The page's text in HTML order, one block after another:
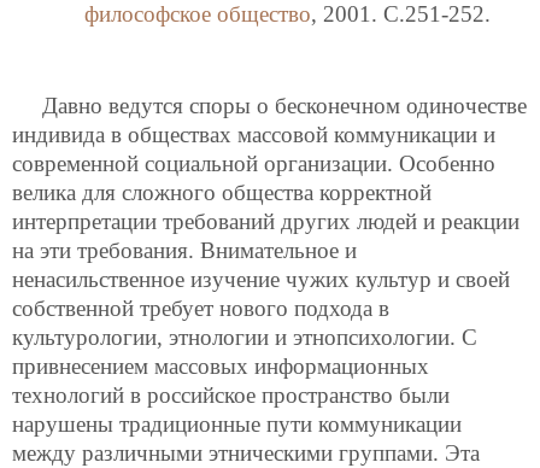
философское общество, 2001. C.251-252.
Давно ведутся споры о бесконечном одиночестве
индивида в обществах массовой коммуникации и
современной социальной организации. Особенно
велика для сложного общества корректной
интерпретации требований других людей и реакции
на эти требования. Внимательное и
ненасильственное изучение чужих культур и своей
собственной требует нового подхода в
культурологии, этнологии и этнопсихологии. С
привнесением массовых информационных
технологий в российское пространство были
нарушены традиционные пути коммуникации
между различными этническими группами. Эта